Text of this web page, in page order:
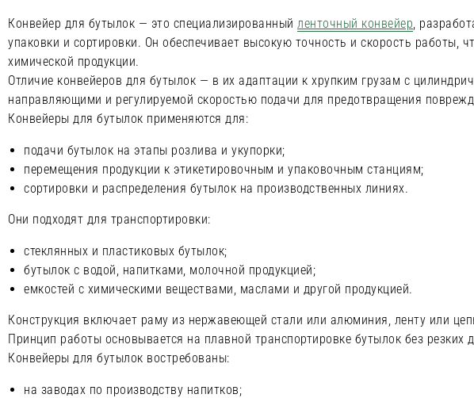
Конвейер для бутылок — это специализированный ленточный конвейер,
упаковки и сортировки. Он обеспечивает высокую точность и скорость работы,
химической продукции.
Отличие конвейеров для бутылок — в их адаптации к хрупким грузам с
направляющими и регулируемой скоростью подачи для предотвращения
Конвейеры для бутылок применяются для:
подачи бутылок на этапы розлива и укупорки;
перемещения продукции к этикетировочным и упаковочным станциям;
сортировки и распределения бутылок на производственных линиях.
Они подходят для транспортировки:
стеклянных и пластиковых бутылок;
бутылок с водой, напитками, молочной продукцией;
емкостей с химическими веществами, маслами и другой продукцией.
Конструкция включает раму из нержавеющей стали или алюминия, ленту или
Принцип работы основывается на плавной транспортировке бутылок без
Конвейеры для бутылок востребованы:
на заводах по производству напитков;